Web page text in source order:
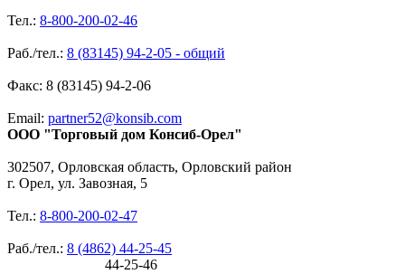
Тел.: 8-800-200-02-46
Раб./тел.: 8 (83145) 94-2-05 - общий
Факс: 8 (83145) 94-2-06
Email: partner52@konsib.com
ООО "Торговый дом Консиб-Орел"
302507, Орловская область, Орловский район
г. Орел, ул. Завозная, 5
Тел.: 8-800-200-02-47
Раб./тел.: 8 (4862) 44-25-45
44-25-46